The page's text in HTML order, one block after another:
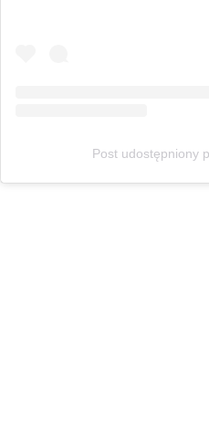
Post udostępniony